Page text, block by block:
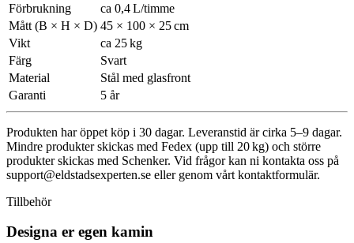
Förbrukning
ca 0,4 L/timme
Mått (B × H × D) 45 × 100 × 25 cm
Vikt
ca 25 kg
Färg
Svart
Material
Stål med glasfront
Garanti
5 år
Produkten har öppet köp i 30 dagar. Leveranstid är cirka 5–9 dagar.
Mindre produkter skickas med Fedex (upp till 20 kg) och större
produkter skickas med Schenker. Vid frågor kan ni kontakta oss på
support@eldstadsexperten.se eller genom vårt kontaktformulär.
Tillbehör
Designa er egen kamin